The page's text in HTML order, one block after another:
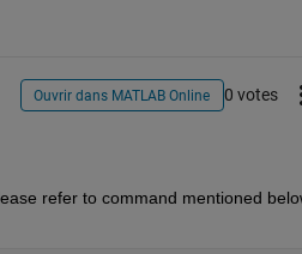
Ouvrir dans MATLAB Online 0 votes
refer to command mentioned